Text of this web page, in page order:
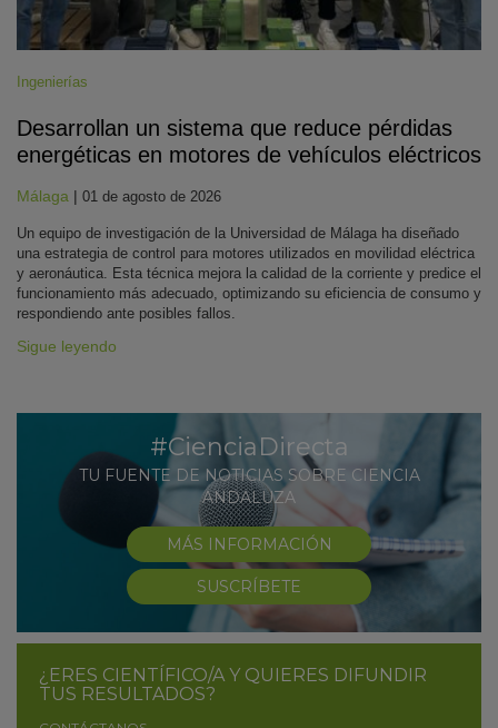
Ingenierías
Desarrollan un sistema que reduce pérdidas
energéticas en motores de vehículos eléctricos
Málaga | 01 de agosto de 2026
Un equipo de investigación de la Universidad de Málaga ha diseñado
una estrategia de control para motores utilizados en movilidad eléctrica
y aeronáutica. Esta técnica mejora la calidad de la corriente y predice el
funcionamiento más adecuado, optimizando su eficiencia de consumo y
respondiendo ante posibles fallos.
Sigue leyendo
#CienciaDirecta
TU FUENTE DE NOTICIAS SOBRE CIENCIA
ANDALUZA
MÁS INFORMACIÓN
SUSCRÍBETE
¿ERES CIENTÍFICO/A Y QUIERES DIFUNDIR
TUS RESULTADOS?